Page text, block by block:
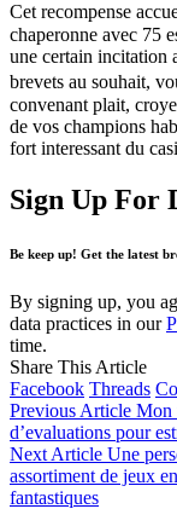
Cet recompense
chaperonne avec 75
une certain incitation
brevets au souhait,
convenant plait,
de vos champions
fort interessant du
Sign Up For
Be keep up! Get the latest
By signing up, you
data practices in our
time.
Share This Article
Facebook Threads
Previous Article Mon
d’evaluations pour
Next Article Une
assortiment de jeux
fantastiques